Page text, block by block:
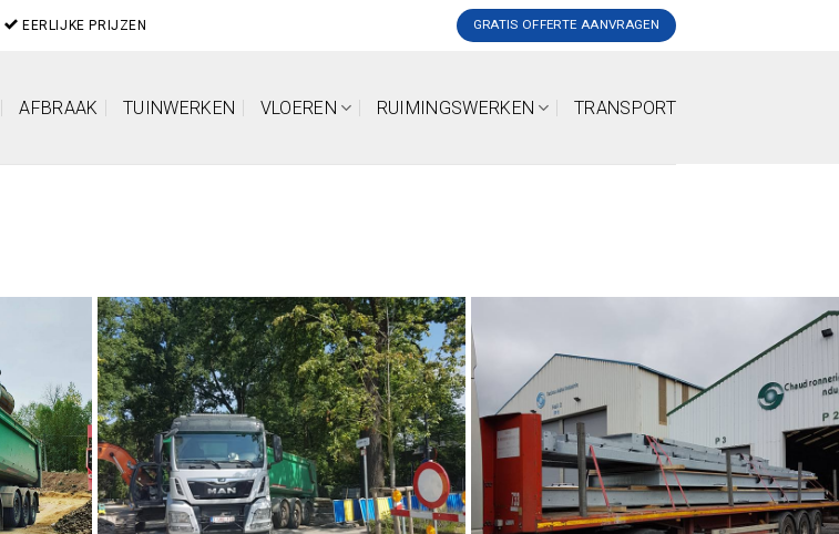
EERLIJKE PRIJZEN GRATIS OFFERTE AANVRAGEN
AFBRAAK TUINWERKEN VLOEREN RUIMINGSWERKEN TRANSPORT